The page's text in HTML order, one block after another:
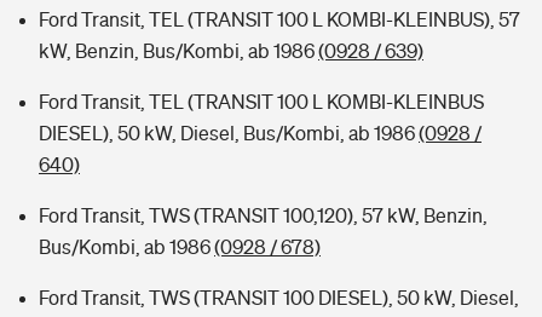
Ford Transit, TEL (TRANSIT 100 L KOMBI-KLEINBUS), 57
kW, Benzin, Bus/Kombi, ab 1986(0928 / 639)
Ford Transit, TEL (TRANSIT 100 L KOMBI-KLEINBUS
DIESEL), 50 kW, Diesel, Bus/Kombi, ab 1986(0928 /
640)
Ford Transit, TWS (TRANSIT 100,120), 57 kW, Benzin,
Bus/Kombi, ab 1986(0928 / 678)
Ford Transit, TWS (TRANSIT 100 DIESEL), 50 kW, Diesel,